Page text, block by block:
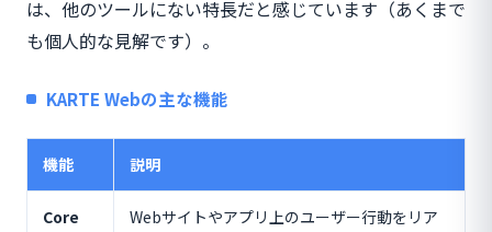
は、他のツールにない特長だと感じています（あくまで
も個人的な見解です）。
KARTE Webの主な機能
機能 説明
Core
Webサイトやアプリ上のユーザー行動をリア